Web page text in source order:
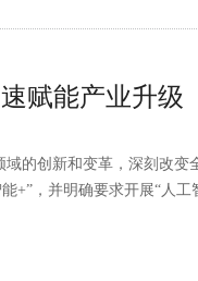
赋能产业升级
的创新和变革，深刻改变
+”，并明确要求开展“人工